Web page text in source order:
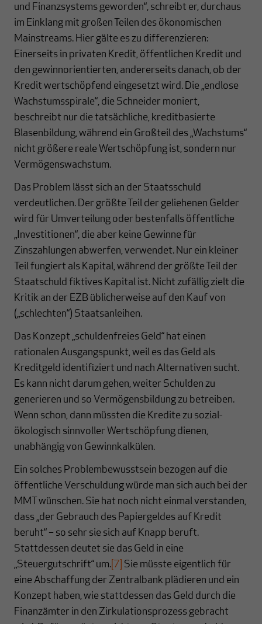
und Finanzsystems geworden“, schreibt er, durchaus
im Einklang mit großen Teilen des ökonomischen
Mainstreams. Hier gälte es zu differenzieren:
Einerseits in privaten Kredit, öffentlichen Kredit und
den gewinnorientierten, andererseits danach, ob der
Kredit wertschöpfend eingesetzt wird. Die „endlose
Wachstumsspirale“, die Schneider moniert,
beschreibt nur die tatsächliche, kreditbasierte
Blasenbildung, während ein Großteil des „Wachstums“
nicht größere reale Wertschöpfung ist, sondern nur
Vermögenswachstum.
Das Problem lässt sich an der Staatsschuld
verdeutlichen. Der größte Teil der geliehenen Gelder
wird für Umverteilung oder bestenfalls öffentliche
„Investitionen“, die aber keine Gewinne für
Zinszahlungen abwerfen, verwendet. Nur ein kleiner
Teil fungiert als Kapital, während der größte Teil der
Staatschuld fiktives Kapital ist. Nicht zufällig zielt die
Kritik an der EZB üblicherweise auf den Kauf von
(„schlechten“) Staatsanleihen.
Das Konzept „schuldenfreies Geld“ hat einen
rationalen Ausgangspunkt, weil es das Geld als
Kreditgeld identifiziert und nach Alternativen sucht.
Es kann nicht darum gehen, weiter Schulden zu
generieren und so Vermögensbildung zu betreiben.
Wenn schon, dann müssten die Kredite zu sozial-
ökologisch sinnvoller Wertschöpfung dienen,
unabhängig von Gewinnkalkülen.
Ein solches Problembewusstsein bezogen auf die
öffentliche Verschuldung würde man sich auch bei der
MMT wünschen. Sie hat noch nicht einmal verstanden,
dass „der Gebrauch des Papiergeldes auf Kredit
beruht“ – so sehr sie sich auf Knapp beruft.
Stattdessen deutet sie das Geld in eine
„Steuergutschrift“ um. [7] Sie müsste eigentlich für
eine Abschaffung der Zentralbank plädieren und ein
Konzept haben, wie stattdessen das Geld durch die
Finanzämter in den Zirkulationsprozess gebracht